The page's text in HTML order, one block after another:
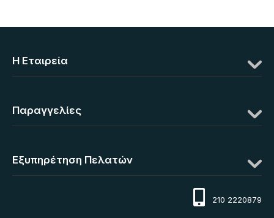
Η Eταιρεία
Παραγγελίες
Εξυπηρέτηση Πελατών
210 2220879